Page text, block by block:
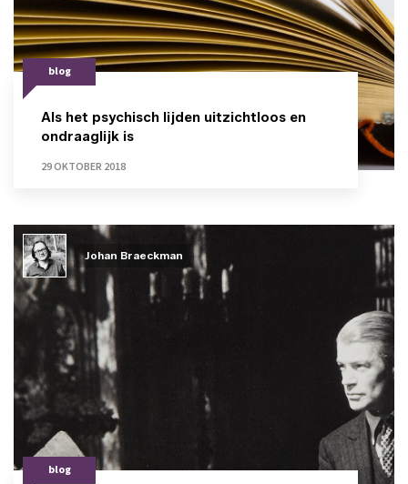
blog
Als het psychisch lijden uitzichtloos en
ondraaglijk is
29 OKTOBER 2018
blog
Johan Braeckman